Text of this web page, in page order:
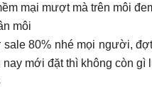
mại mượt mà trên môi
môi
80% nhé mọi người,
mới đặt thì không còn gì